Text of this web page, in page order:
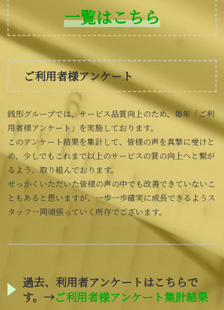
一覧はこちら
ご利用者様アンケート
銭形グループでは、サービス品質向上のため、毎年「ご利
用者様アンケート」を実施しております。
このアンケート結果を集計して、皆様の声を真摯に受けと
め、少しでもこれまで以上のサービスの質の向上へと繋が
るよう、取り組んでおります。
せっかくいただいた皆様の声の中でも改善できていないこ
ともあると思いますが、一歩一歩確実に成長できるようス
タッフ一同頑張っていく所存でございます。
過去、利用者アンケートはこちらで
す。→ご利用者様アンケート集計結果